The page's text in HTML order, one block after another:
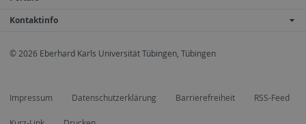
Kontaktinfo
© 2026 Eberhard Karls Universität Tübingen, Tübingen
Impressum Datenschutzerklärung Barrierefreiheit RSS-Feed